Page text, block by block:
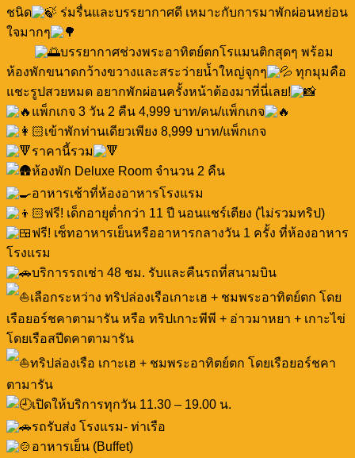
ชนิด
ร่มรื่นและบรรยากาศดี เหมาะกับการมาพักผ่อนหย่อน
ใจมากๆ
บรรยากาศช่วงพระอาทิตย์ตกโรแมนติกสุดๆ พร้อม
ห้องพักขนาดกว้างขวางและสระว่ายน้ำใหญ่จุกๆ
ทุกมุมคือ
แชะรูปสวยหมด อยากพักผ่อนครั้งหน้าต้องมาที่นี่เลย!
แพ็กเกจ 3 วัน 2 คืน 4,999 บาท/คน/แพ็กเกจ
เข้าพักท่านเดียวเพียง 8,999 บาท/แพ็กเกจ
ราคานี้รวม
ห้องพัก Deluxe Room จำนวน 2 คืน
อาหารเช้าที่ห้องอาหารโรงแรม
ฟรี! เด็กอายุต่ำกว่า 11 ปี นอนแชร์เตียง (ไม่รวมทริป)
ฟรี! เซ็ทอาหารเย็นหรืออาหารกลางวัน 1 ครั้ง ที่ห้องอาหาร
โรงแรม
บริการรถเช่า 48 ชม. รับและคืนรถที่สนามบิน
เลือกระหว่าง ทริปล่องเรือเกาะเฮ + ชมพระอาทิตย์ตก โดย
เรือยอร์ชคาตามารัน หรือ ทริปเกาะพีพี + อ่าวมาหยา + เกาะไข่
โดยเรือสปีดคาตามารัน
ทริปล่องเรือ เกาะเฮ + ชมพระอาทิตย์ตก โดยเรือยอร์ชคา
ตามารัน
เปิดให้บริการทุกวัน 11.30 – 19.00 น.
รถรับส่ง โรงแรม- ท่าเรือ
อาหารเย็น (Buffet)